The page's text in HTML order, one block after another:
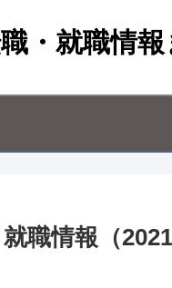
・就職情
職情報（